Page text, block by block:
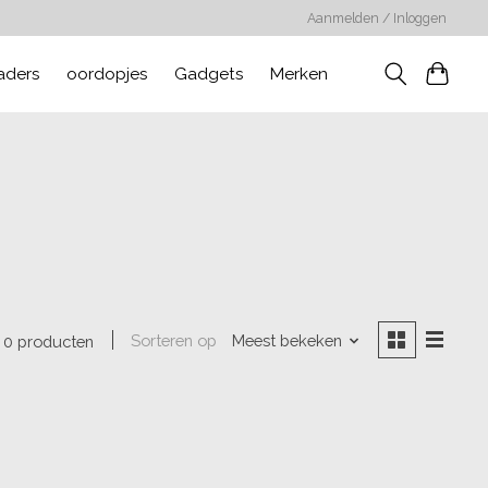
Aanmelden / Inloggen
oordopjes Gadgets Merken
0 producten Sorteren op Meest bekeken